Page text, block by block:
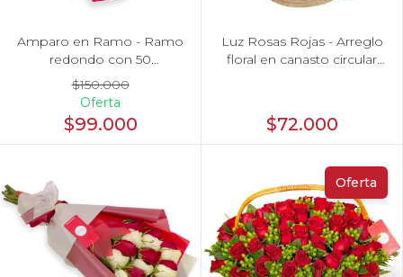
Amparo en Ramo - Ramo
redondo con 50
ecuatorianas rojo
$150.000
Oferta
$99.000
Luz Rosas Rojas - Arreglo
floral en canasto circular
$72.000
Oferta